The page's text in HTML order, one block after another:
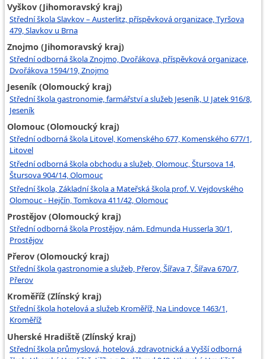
Vyškov (Jihomoravský kraj)
Střední škola Slavkov – Austerlitz, příspěvková organizace, Tyršova
479, Slavkov u Brna
Znojmo (Jihomoravský kraj)
Střední odborná škola Znojmo, Dvořákova, příspěvková organizace,
Dvořákova 1594/19, Znojmo
Jeseník (Olomoucký kraj)
Střední škola gastronomie, farmářství a služeb Jeseník, U Jatek 916/8,
Jeseník
Olomouc (Olomoucký kraj)
Střední odborná škola Litovel, Komenského 677, Komenského 677/1,
Litovel
Střední odborná škola obchodu a služeb, Olomouc, Štursova 14,
Štursova 904/14, Olomouc
Střední škola, Základní škola a Mateřská škola prof. V. Vejdovského
Olomouc - Hejčín, Tomkova 411/42, Olomouc
Prostějov (Olomoucký kraj)
Střední odborná škola Prostějov, nám. Edmunda Husserla 30/1,
Prostějov
Přerov (Olomoucký kraj)
Střední škola gastronomie a služeb, Přerov, Šířava 7, Šířava 670/7,
Přerov
Kroměříž (Zlínský kraj)
Střední škola hotelová a služeb Kroměříž, Na Lindovce 1463/1,
Kroměříž
Uherské Hradiště (Zlínský kraj)
Střední škola průmyslová, hotelová, zdravotnická a Vyšší odborná